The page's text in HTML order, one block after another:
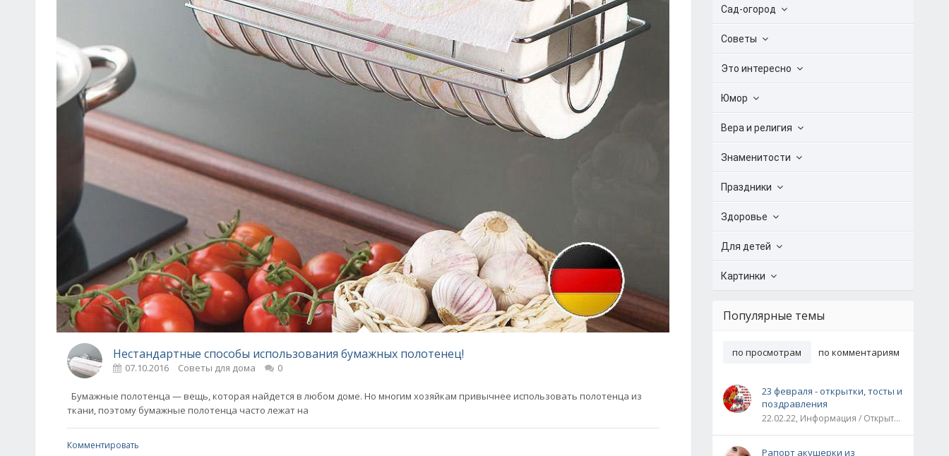
Нестандартные способы использования бумажных полотенец!
07.10.2016 Советы для дома 0
Бумажные полотенца — вещь, которая найдется в любом доме. Но многим хозяйкам привычнее использовать полотенца из
ткани, поэтому бумажные полотенца часто лежат на
Комментировать
Сад-огород
Советы
Это интересно
Юмор
Вера и религия
Знаменитости
Праздники
Здоровье
Для детей
Картинки
Популярные темы
по просмотрам по комментариям
23 февраля - открытки, тосты и
поздравления
22.02.22, Информация / Открытки / Все праздники
Рапорт акушерки из